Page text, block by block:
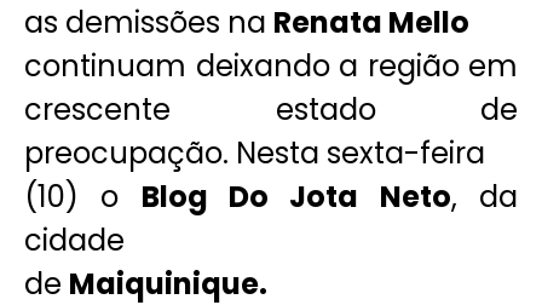
as demissões na Renata Mello
continuam deixando a região em
crescente estado de
preocupação. Nesta sexta-feira
(10) o Blog Do Jota Neto, da
cidade
de Maiquinique.